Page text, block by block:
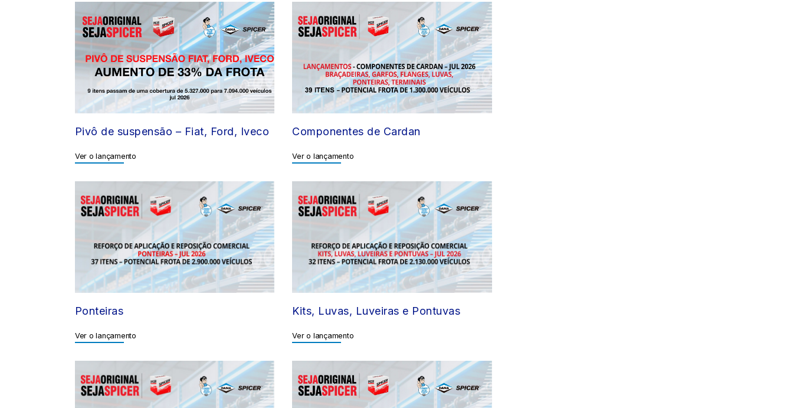
Pivô de suspensão – Fiat, Ford, Iveco
Ver o lançamento
Componentes de Cardan
Ver o lançamento
Ponteiras
Ver o lançamento
Kits, Luvas, Luveiras e Pontuvas
Ver o lançamento